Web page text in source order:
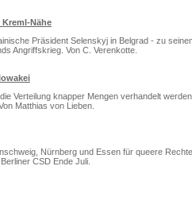
Nähe
Präsident Selenskyj in Belgrad - zu
Angriffskrieg. Von C. Verenkotte.
Verteilung knapper Mengen verhandelt
Matthias von Lieben.
Nürnberg und Essen für queere
CSD Ende Juli.